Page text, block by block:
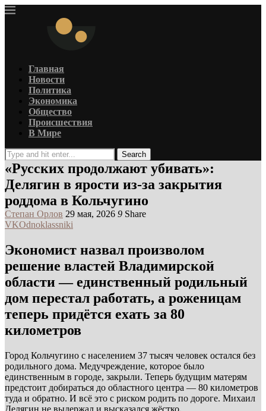
Главная
Новости
Политика
Экономика
Общество
Происшествия
В Мире
Search
«Русских продолжают убивать»:
Делягин в ярости из-за закрытия
роддома в Кольчугино
Степан Орлов 29 мая, 2026 9 Share
VKOdnoklassniki
Экономист назвал произволом
решение властей Владимирской
области — единственный родильный
дом перестал работать, а роженицам
теперь придётся ехать за 80
километров
Город Кольчугино с населением 37 тысяч человек остался без
родильного дома. Медучреждение, которое было
единственным в городе, закрыли. Теперь будущим матерям
предстоит добираться до областного центра — 80 километров
туда и обратно. И всё это с риском родить по дороге. Михаил
Делягин не выдержал и высказался жёстко.